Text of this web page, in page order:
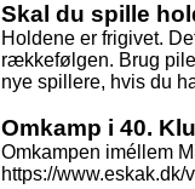
Skal du spille
Holdene er frigivet.
rækkefølgen. Brug
nye spillere, hvis du
Omkamp i 40.
Omkampen iméllem
https://www.eskak.dk/